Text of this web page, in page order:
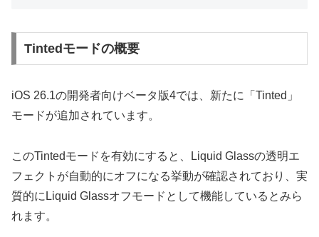
Tintedモードの概要
iOS 26.1の開発者向けベータ版4では、新たに「Tinted」
モードが追加されています。
このTintedモードを有効にすると、Liquid Glassの透明エ
フェクトが自動的にオフになる挙動が確認されており、実
質的にLiquid Glassオフモードとして機能しているとみら
れます。